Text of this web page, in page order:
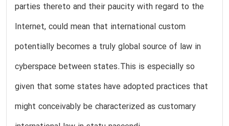
parties thereto and their paucity with regard to the
Internet, could mean that international custom
potentially becomes a truly global source of law in
cyberspace between states.This is especially so
given that some states have adopted practices that
might conceivably be characterized as customary